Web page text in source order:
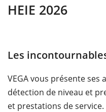
HEIE 2026
Les
VEGA vous présente ses
détection de niveau et
et prestations de service.